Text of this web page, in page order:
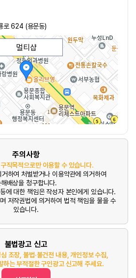
로 624 (용문동)
멀티샵
주의사항
직목적으로만 이용할 수 있습니다.
하여 처벌받거나 이용약관에 의거하여
배상을 청구합니다.
에 대한 책임은 작성자 본인에게 있습니다.
저작권법에 의거하여 법적 책임을 물을 수
있습니다.
불법광고 신고
조장, 불법·불건전 내용, 개인정보 수집,
하는 부적절한 구인광고 신고해 주세요.